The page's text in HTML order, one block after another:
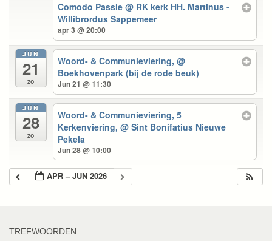
Comodo Passie@ RK kerk HH. Martinus -
Willibrordus Sappemeer
apr 3 @ 20:00
JUN
21
zo
Woord- & Communieviering,@
Boekhovenpark (bij de rode beuk)
Jun 21 @ 11:30
JUN
28
zo
Woord- & Communieviering, 5
Kerkenviering,@ Sint Bonifatius Nieuwe
Pekela
Jun 28 @ 10:00
APR – JUN 2026
TREFWOORDEN